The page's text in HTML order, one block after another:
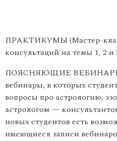
ПРАКТИКУМЫ (Мастер-
консультаций на темы 1, 2 и
ПОЯСНЯЮЩИЕ ВЕБИНАРЫ
вебинары, в которых
вопросы про астрологию,
астрологом —
новых студентов есть
имеющиеся записи